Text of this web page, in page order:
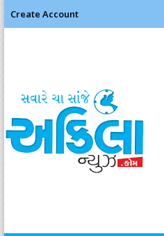
Create Account